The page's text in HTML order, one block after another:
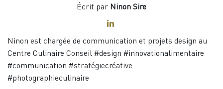
Écrit par Ninon Sire
Ninon est chargée de communication et projets design au
Centre Culinaire Conseil #design #innovationalimentaire
#communication #stratégiecréative
#photographieculinaire